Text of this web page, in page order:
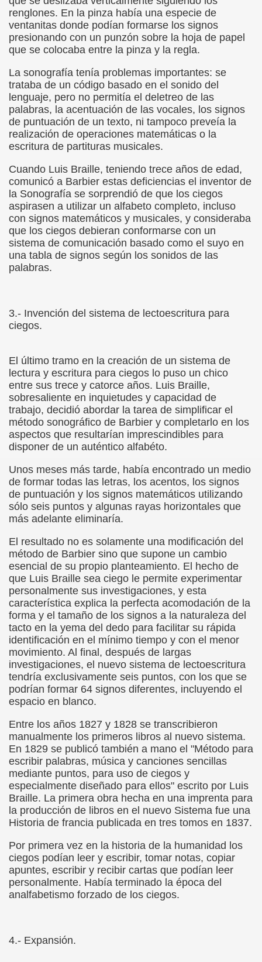
renglones. En la pinza había una especie de
ventanitas donde podían formarse los signos
presionando con un punzón sobre la hoja de papel
que se colocaba entre la pinza y la regla.
La sonografía tenía problemas importantes: se
trataba de un código basado en el sonido del
lenguaje, pero no permitía el deletreo de las
palabras, la acentuación de las vocales, los signos
de puntuación de un texto, ni tampoco preveía la
realización de operaciones matemáticas o la
escritura de partituras musicales.
Cuando Luis Braille, teniendo trece años de edad,
comunicó a Barbier estas deficiencias el inventor de
la Sonografía se sorprendió de que los ciegos
aspirasen a utilizar un alfabeto completo, incluso
con signos matemáticos y musicales, y consideraba
que los ciegos debieran conformarse con un
sistema de comunicación basado como el suyo en
una tabla de signos según los sonidos de las
palabras.
3.- Invención del sistema de lectoescritura para
ciegos.
El último tramo en la creación de un sistema de
lectura y escritura para ciegos lo puso un chico
entre sus trece y catorce años. Luis Braille,
sobresaliente en inquietudes y capacidad de
trabajo, decidió abordar la tarea de simplificar el
método sonográfico de Barbier y completarlo en los
aspectos que resultarían imprescindibles para
disponer de un auténtico alfabéto.
Unos meses más tarde, había encontrado un medio
de formar todas las letras, los acentos, los signos
de puntuación y los signos matemáticos utilizando
sólo seis puntos y algunas rayas horizontales que
más adelante eliminaría.
El resultado no es solamente una modificación del
método de Barbier sino que supone un cambio
esencial de su propio planteamiento. El hecho de
que Luis Braille sea ciego le permite experimentar
personalmente sus investigaciones, y esta
característica explica la perfecta acomodación de la
forma y el tamaño de los signos a la naturaleza del
tacto en la yema del dedo para facilitar su rápida
identificación en el mínimo tiempo y con el menor
movimiento. Al final, después de largas
investigaciones, el nuevo sistema de lectoescritura
tendría exclusivamente seis puntos, con los que se
podrían formar 64 signos diferentes, incluyendo el
espacio en blanco.
Entre los años 1827 y 1828 se transcribieron
manualmente los primeros libros al nuevo sistema.
En 1829 se publicó también a mano el "Método para
escribir palabras, música y canciones sencillas
mediante puntos, para uso de ciegos y
especialmente diseñado para ellos" escrito por Luis
Braille. La primera obra hecha en una imprenta para
la producción de libros en el nuevo Sistema fue una
Historia de francia publicada en tres tomos en 1837.
Por primera vez en la historia de la humanidad los
ciegos podían leer y escribir, tomar notas, copiar
apuntes, escribir y recibir cartas que podían leer
personalmente. Había terminado la época del
analfabetismo forzado de los ciegos.
4.- Expansión.
Vera)
(Manuel González Otero)
2000 (Fermín Tamayo)
Hablada Colegio Santiago Apóstol ONCE Pontevedra)
Agosto 2001 (Fermín Tamayo)
(Pedro A. Zurita)
2005 (Fermín Tamayo)
2005 (Fermín Tamayo)
2011 (Fermín Tamayo)
la Participación de las Personas Deficientes Visuales
la Luz (Brígida Rivas Ordóñez)
Jesús Sánchez Oliva)
Jesús Cañamares)
Martín Figueroa)
(César Puente Fuente)
Rosell Vera)
de los Niños Invidentes hasta la Puesta en Marcha de
de Pasado, de Presente y de Futuro (Equipos del
(Pedro Zurita)
(Pedro Zurita)
(Pedro Zurita)
Euskera (Pedro Zurita)
de San Ovidio (Roberto Enjuto)
Galán)
(M. R. Olson)
Fellenius)
Figueroa)
Jesús Cañamares)
de Santiago (Angelines sánchez Herrero)